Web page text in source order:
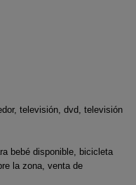
televisión, dvd, televisión
bebé disponible, bicicleta
la zona, venta de